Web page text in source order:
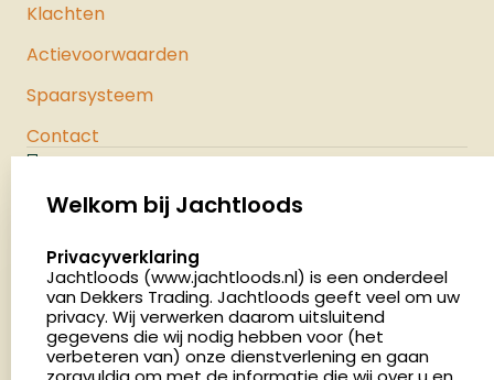
Klachten
Actievoorwaarden
Spaarsysteem
Contact
Jachtloods
Palenrij 1
Nederland
4.8
2879 beoordelingen
Openingstijden
Welkom bij Jachtloods
select language
Privacyverklaring
Jachtloods (www.jachtloods.nl) is een onderdeel
van Dekkers Trading. Jachtloods geeft veel om uw
privacy. Wij verwerken daarom uitsluitend
gegevens die wij nodig hebben voor (het
verbeteren van) onze dienstverlening en gaan